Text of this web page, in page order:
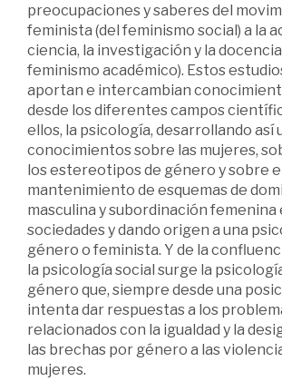
preocupaciones y saberes del
feminista (del feminismo social) a la
ciencia, la investigación y la
feminismo académico). Estos
aportan e intercambian
desde los diferentes campos
ellos, la psicología, desarrollando así
conocimientos sobre las mujeres,
los estereotipos de género y sobre
mantenimiento de esquemas de
masculina y subordinación femenina
sociedades y dando origen a una
género o feminista. Y de la
la psicología social surge la
género que, siempre desde una
intenta dar respuestas a los
relacionados con la igualdad y la
las brechas por género a las
mujeres.